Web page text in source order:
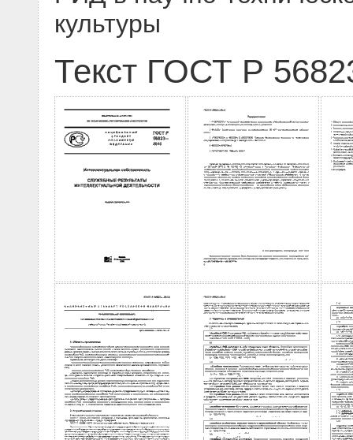
культуры
Текст ГОСТ Р